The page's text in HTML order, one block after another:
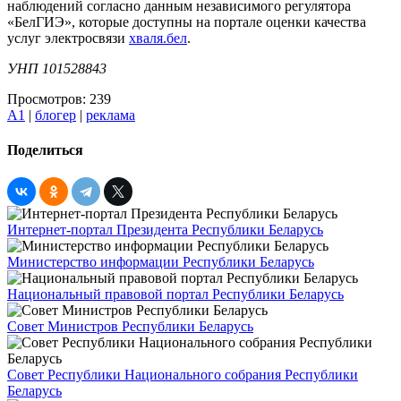
наблюдений согласно данным независимого регулятора
«БелГИЭ», которые доступны на портале оценки качества
услуг электросвязи хваля.бел.
УНП 101528843
Просмотров: 239
А1 | блогер | реклама
Поделиться
Интернет-портал Президента Республики Беларусь
Министерство информации Республики Беларусь
Национальный правовой портал Республики Беларусь
Совет Министров Республики Беларусь
Совет Республики Национального собрания Республики
Беларусь